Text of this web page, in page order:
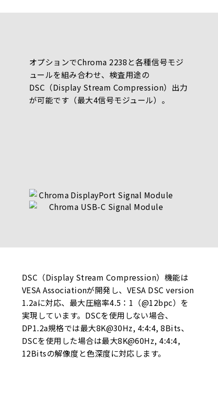
オプションでChroma 2238と各種信号モジ
ュールを組み合わせ、検査用途の
DSC（Display Stream Compression）出力
が可能です（最大4信号モジュール）。
DSC（Display Stream Compression）機能は
VESA Associationが開発し、VESA DSC version
1.2aに対応、最大圧縮率4.5：1（@12bpc）を
実現しています。DSCを使用しない場合、
DP1.2a規格では最大8K@30Hz, 4:4:4, 8Bits、
DSCを使用した場合は最大8K@60Hz, 4:4:4,
12Bitsの解像度と色深度に対応します。